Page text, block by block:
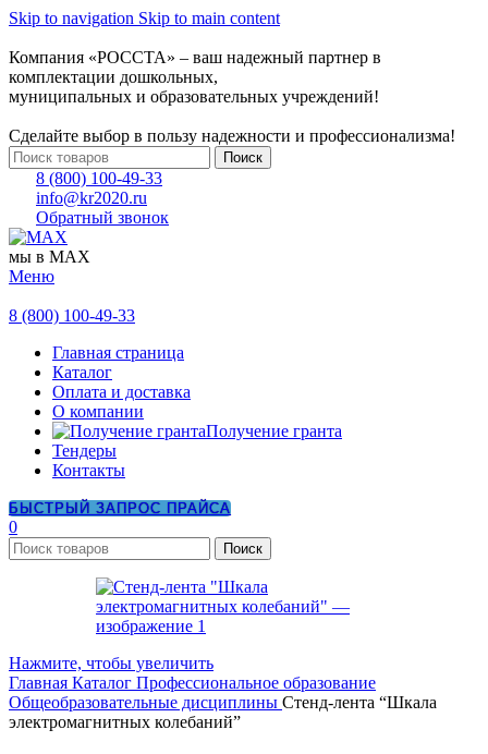
Skip to navigation Skip to main content
Компания «РОССТА» – ваш надежный партнер в
комплектации дошкольных,
муниципальных и образовательных учреждений!
Сделайте выбор в пользу надежности и профессионализма!
Поиск
8 (800) 100-49-33
info@kr2020.ru
Обратный звонок
мы в MAX
Меню
8 (800) 100-49-33
Главная страница
Каталог
Оплата и доставка
О компании
Получение гранта
Тендеры
Контакты
БЫСТРЫЙ ЗАПРОС ПРАЙСА
0
Поиск
Нажмите, чтобы увеличить
Главная Каталог Профессиональное образование
Общеобразовательные дисциплины Стенд-лента “Шкала
электромагнитных колебаний”